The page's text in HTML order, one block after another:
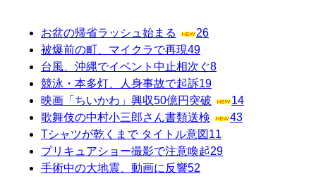
お盆の帰省ラッシュ始まる
26
被爆前の町、マイクラで再現49
台風、沖縄でイベント中止相次ぐ8
競泳・本多灯、人身事故で起訴19
映画「ちいかわ」興収50億円突破
14
歌舞伎の中村小三郎さん書類送検
43
Tシャツが乾くまで タイトル意図 11
プリキュアショー撮影で注意喚起29
手術中の大地震、動画に反響52